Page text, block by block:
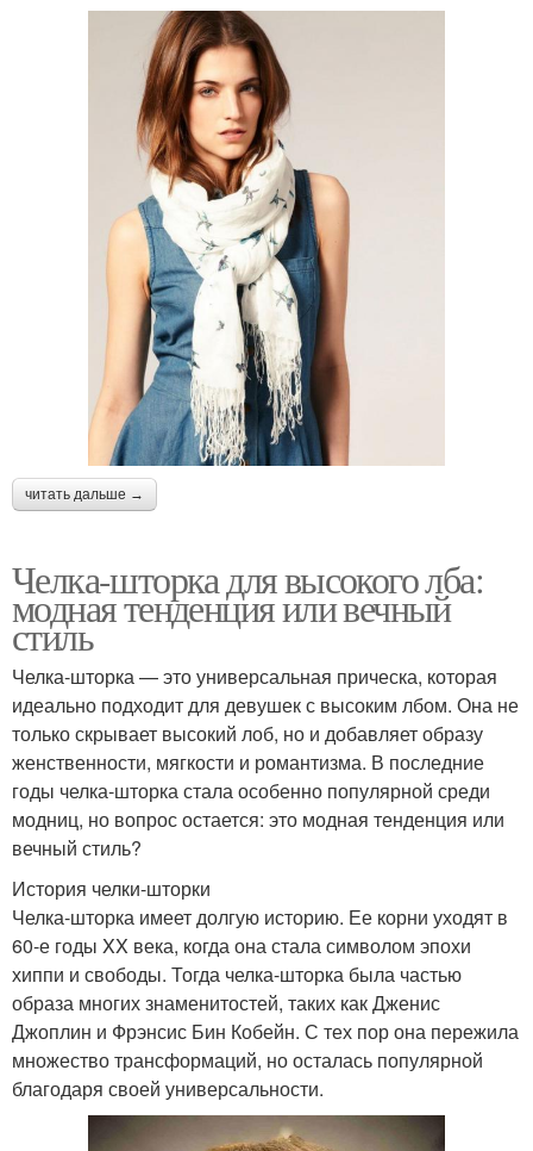
читать дальше →
Челка-шторка для высокого лба:
модная тенденция или вечный
стиль
Челка-шторка — это универсальная прическа, которая
идеально подходит для девушек с высоким лбом. Она не
только скрывает высокий лоб, но и добавляет образу
женственности, мягкости и романтизма. В последние
годы челка-шторка стала особенно популярной среди
модниц, но вопрос остается: это модная тенденция или
вечный стиль?
История челки-шторки
Челка-шторка имеет долгую историю. Ее корни уходят в
60-е годы XX века, когда она стала символом эпохи
хиппи и свободы. Тогда челка-шторка была частью
образа многих знаменитостей, таких как Дженис
Джоплин и Фрэнсис Бин Кобейн. С тех пор она пережила
множество трансформаций, но осталась популярной
благодаря своей универсальности.